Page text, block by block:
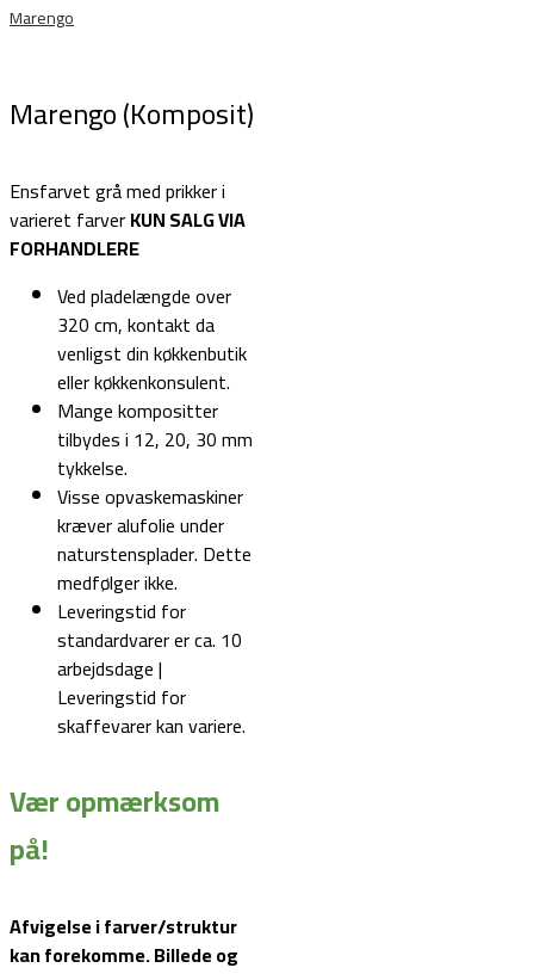
Marengo
Marengo (Komposit)
Ensfarvet grå med prikker i
varieret farverKUN SALG VIA
FORHANDLERE
Ved pladelængde over
320 cm, kontakt da
venligst din køkkenbutik
eller køkkenkonsulent.
Mange kompositter
tilbydes i 12, 20, 30 mm
tykkelse.
Visse opvaskemaskiner
kræver alufolie under
naturstensplader. Dette
medfølger ikke.
Leveringstid for
standardvarer er ca. 10
arbejdsdage |
Leveringstid for
skaffevarer kan variere.
Vær opmærksom
på!
Afvigelse i farver/struktur
kan forekomme. Billede og